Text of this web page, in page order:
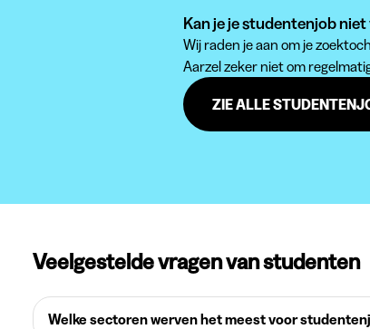
Kan je je studentenjob
Wij raden je aan om je
Aarzel zeker niet om
ZIE ALLE
Veelgestelde vragen van studenten
Welke sectoren werven het meest voor